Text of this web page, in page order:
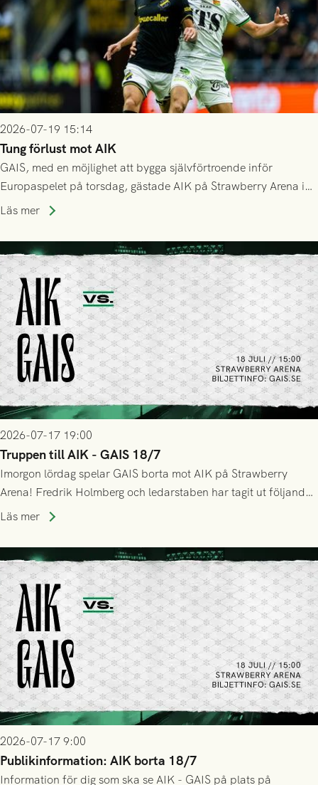
2026-07-19 15:14
Tung förlust mot AIK
GAIS, med en möjlighet att bygga självförtroende inför
Europaspelet på torsdag, gästade AIK på Strawberry Arena i
Stockholm . Men trots konstant hotande i första halvlek av
lyckades få in 2-0.
Läs mer
2026-07-17 19:00
Truppen till AIK - GAIS 18/7
Imorgon lördag spelar GAIS borta mot AIK på Strawberry
Arena! Fredrik Holmberg och ledarstaben har tagit ut följande
trupp till matchen:
Läs mer
2026-07-17 9:00
Publikinformation: AIK borta 18/7
Information för dig som ska se AIK - GAIS på plats på